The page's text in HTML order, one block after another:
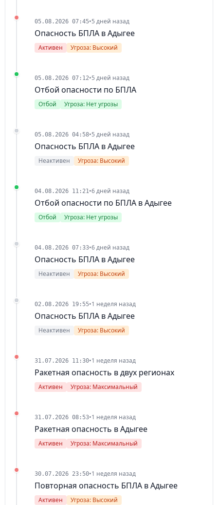
05.08.2026 07:45•5 дней назад
Опасность БПЛА в Адыгее
Активен Угроза: Высокий
05.08.2026 07:12•5 дней назад
Отбой опасности по БПЛА
Отбой Угроза: Нет угрозы
05.08.2026 04:58•5 дней назад
Опасность БПЛА в Адыгее
Неактивен Угроза: Высокий
04.08.2026 11:21•6 дней назад
Отбой опасности по БПЛА в Адыгее
Отбой Угроза: Нет угрозы
04.08.2026 07:33•6 дней назад
Опасность БПЛА в Адыгее
Неактивен Угроза: Высокий
02.08.2026 19:55•1 неделя назад
Опасность БПЛА в Адыгее
Неактивен Угроза: Высокий
31.07.2026 11:30•1 неделя назад
Ракетная опасность в двух регионах
Активен Угроза: Максимальный
31.07.2026 08:53•1 неделя назад
Ракетная опасность в Адыгее
Активен Угроза: Максимальный
30.07.2026 23:50•1 неделя назад
Повторная опасность БПЛА в Адыгее
Активен Угроза: Высокий